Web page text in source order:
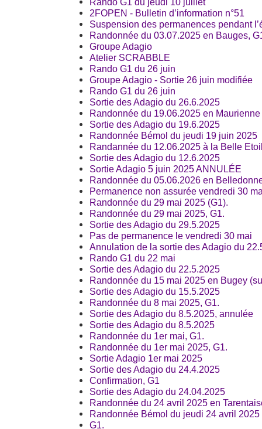
2FOPEN - Bulletin d’information n°51
Suspension des permanences pendant
Randonnée du 03.07.2025 en Bauges,
Groupe Adagio
Atelier SCRABBLE
Rando G1 du 26 juin
Groupe Adagio - Sortie 26 juin modifiée
Rando G1 du 26 juin
Sortie des Adagio du 26.6.2025
Randonnée du 19.06.2025 en Maurienne
Sortie des Adagio du 19.6.2025
Randonnée Bémol du jeudi 19 juin 2025
Randannée du 12.06.2025 à la Belle
Sortie des Adagio du 12.6.2025
Sortie Adagio 5 juin 2025 ANNULÉE
Randonnée du 05.06.2026 en
Permanence non assurée vendredi 30
Randonnée du 29 mai 2025 (G1).
Randonnée du 29 mai 2025, G1.
Sortie des Adagio du 29.5.2025
Pas de permanence le vendredi 30 mai
Annulation de la sortie des Adagio du
Rando G1 du 22 mai
Sortie des Adagio du 22.5.2025
Randonnée du 15 mai 2025 en Bugey
Sortie des Adagio du 15.5.2025
Randonnée du 8 mai 2025, G1.
Sortie des Adagio du 8.5.2025, annulée
Sortie des Adagio du 8.5.2025
Randonnée du 1er mai, G1.
Randonnée du 1er mai 2025, G1.
Sortie Adagio 1er mai 2025
Sortie des Adagio du 24.4.2025
Confirmation, G1
Sortie des Adagio du 24.04.2025
Randonnée du 24 avril 2025 en
Randonnée Bémol du jeudi 24 avril 2025
G1.